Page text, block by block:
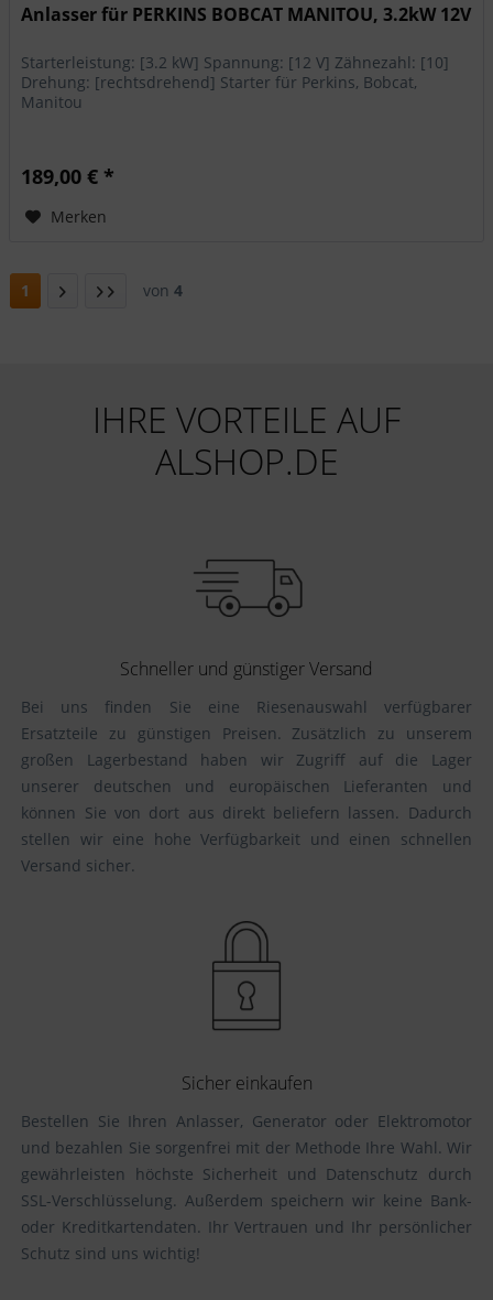
Anlasser für PERKINS BOBCAT MANITOU, 3.2kW 12V
Starterleistung: [3.2 kW] Spannung: [12 V] Zähnezahl: [10]
Drehung: [rechtsdrehend] Starter für Perkins, Bobcat,
Manitou
189,00 € *
Merken
1 von 4
IHRE VORTEILE AUF
ALSHOP.DE
Schneller und günstiger Versand
Bei uns finden Sie eine Riesenauswahl verfügbarer
Ersatzteile zu günstigen Preisen. Zusätzlich zu unserem
großen Lagerbestand haben wir Zugriff auf die Lager
unserer deutschen und europäischen Lieferanten und
können Sie von dort aus direkt beliefern lassen. Dadurch
stellen wir eine hohe Verfügbarkeit und einen schnellen
Versand sicher.
Sicher einkaufen
Bestellen Sie Ihren Anlasser, Generator oder Elektromotor
und bezahlen Sie sorgenfrei mit der Methode Ihre Wahl. Wir
gewährleisten höchste Sicherheit und Datenschutz durch
SSL-Verschlüsselung. Außerdem speichern wir keine Bank-
oder Kreditkartendaten. Ihr Vertrauen und Ihr persönlicher
Schutz sind uns wichtig!